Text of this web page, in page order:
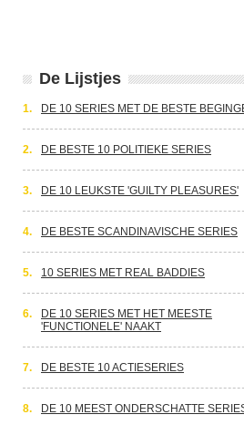
De Lijstjes
1. DE 10 SERIES MET DE BESTE
2. DE BESTE 10 POLITIEKE SERIES
3. DE 10 LEUKSTE 'GUILTY PLEASURES'
4. DE BESTE SCANDINAVISCHE SERIES
5. 10 SERIES MET REAL BADDIES
6.
DE 10 SERIES MET HET MEESTE
'FUNCTIONELE' NAAKT
7. DE BESTE 10 ACTIESERIES
8. DE 10 MEEST ONDERSCHATTE